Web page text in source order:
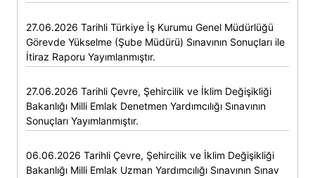
27.06.2026 Tarihli Türkiye İş Kurumu Genel Müdürlüğü
Görevde Yükselme (Şube Müdürü) Sınavının Sonuçları ile
İtiraz Raporu Yayımlanmıştır.
27.06.2026 Tarihli Çevre, Şehircilik ve İklim Değişikliği
Bakanlığı Milli Emlak Denetmen Yardımcılığı Sınavının
Sonuçları Yayımlanmıştır.
06.06.2026 Tarihli Çevre, Şehircilik ve İklim Değişikliği
Bakanlığı Milli Emlak Uzman Yardımcılığı Sınavının Sınav